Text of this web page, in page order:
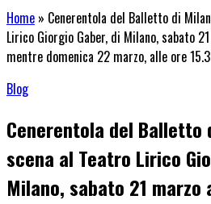
Home » Cenerentola del Balletto di
Lirico Giorgio Gaber, di Milano, sabato
mentre domenica 22 marzo, alle ore
Blog
Cenerentola del Balletto
scena al Teatro Lirico
Milano, sabato 21